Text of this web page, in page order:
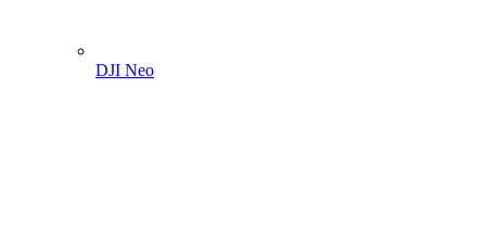
DJI Neo